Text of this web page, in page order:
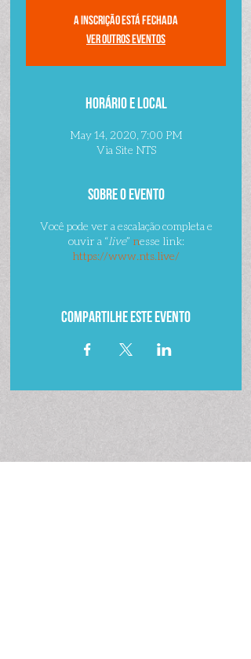
A inscrição está fechada
Ver outros eventos
Horário e local
May 14, 2020, 7:00 PM
Via Site NTS
Sobre o evento
Você pode ver a escalação completa e
ouvir a “live” nesse link:
https://www.nts.live/
Compartilhe este evento